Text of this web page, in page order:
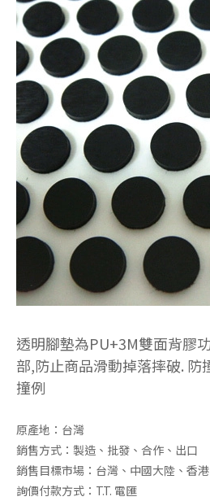
3M背膠腳墊 腳墊
電子用橡膠腳墊系列 3M
車用橡膠
透明腳墊為PU+3M雙面背膠
部,防止商品滑動掉落摔破. 防
撞例
原產地：台灣
銷售方式：製造、批發、合作、出口
銷售目標市場：台灣、中國大陸、香
詢價付款方式：T.T. 電匯